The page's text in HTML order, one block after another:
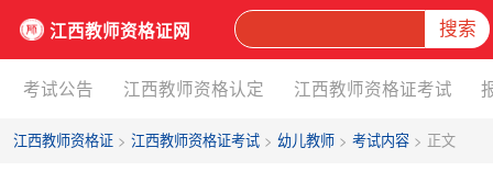
江西教师资格证网 搜索
考试公告 江西教师资格认定 江西教师资格证考试
江西教师资格证> 江西教师资格证考试> 幼儿教师> 考试内容> 正文